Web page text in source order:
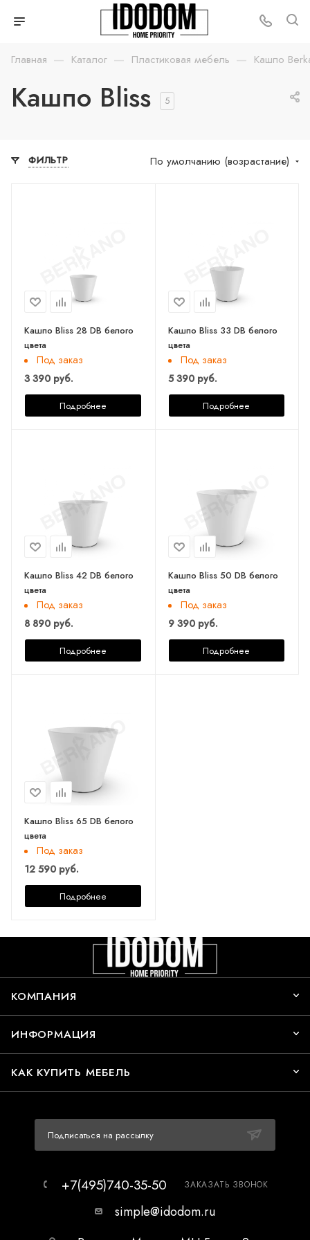
Главная — Каталог — Пластиковая мебель — Кашпо
Кашпо Bliss 5
ФИЛЬТР По умолчанию (возрастание)
Кашпо Bliss 28 DB белого
цвета
Под заказ
3 390 руб.
Подробнее
Кашпо Bliss 33 DB белого
цвета
Под заказ
5 390 руб.
Подробнее
Кашпо Bliss 42 DB белого
цвета
Под заказ
8 890 руб.
Подробнее
Кашпо Bliss 50 DB белого
цвета
Под заказ
9 390 руб.
Подробнее
Кашпо Bliss 65 DB белого
цвета
Под заказ
12 590 руб.
Подробнее
КОМПАНИЯ
ИНФОРМАЦИЯ
КАК КУПИТЬ МЕБЕЛЬ
Подписаться на рассылку
+7(495)740-35-50 ЗАКАЗАТЬ ЗВОНОК
simple@idodom.ru